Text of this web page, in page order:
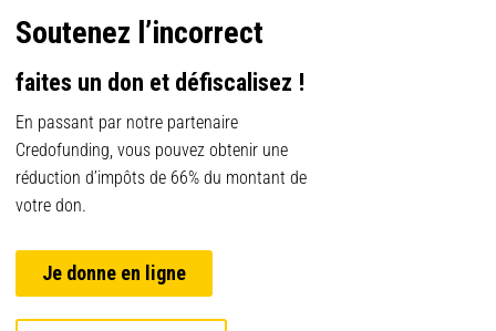
Soutenez l’incorrect
faites un don et défiscalisez !
En passant par notre partenaire
Credofunding, vous pouvez obtenir une
réduction d’impôts de 66% du montant de
votre don.
Je donne en ligne